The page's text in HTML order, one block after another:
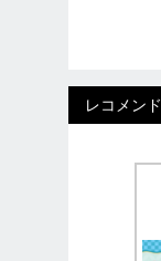
レコメンド